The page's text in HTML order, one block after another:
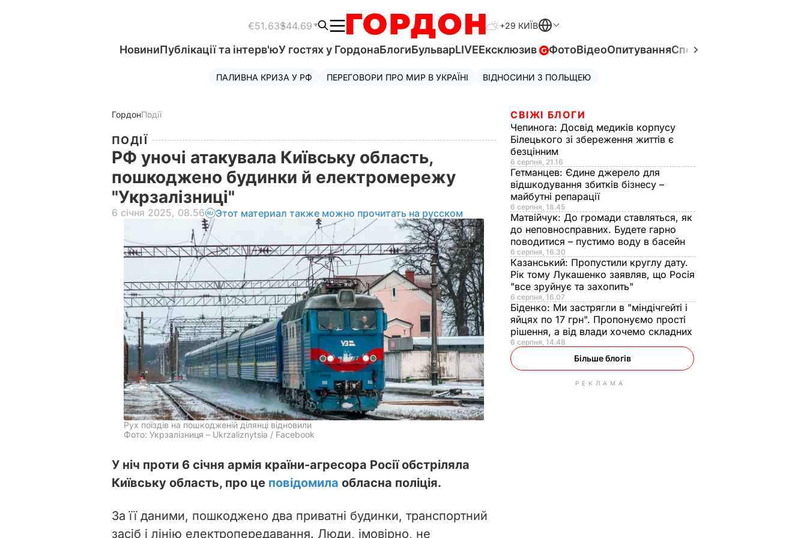
€51.63$44.69 +29 КИЇВ
НовиниПублікації та інтерв'юУ гостях у ГордонаБлогиБульварLIVEЕксклюзив ФотоВідеоОпитуванняСпецпроєкти
ПАЛИВНА КРИЗА У РФ ПЕРЕГОВОРИ ПРО МИР В УКРАЇНІ ВІДНОСИНИ З ПОЛЬЩЕЮ
ГордонПодії
ПОДІЇ
РФ уночі атакувала Київську область,
пошкоджено будинки й електромережу
"Укрзалізниці"
6 січня 2025, 08.56 Этот материал также можно прочитать на русском
Рух поїздів на пошкодженій ділянці відновили
Фото: Укрзалізниця – Ukrzaliznytsia / Facebook
У ніч проти 6 січня армія країни-агресора Росії обстріляла
Київську область, про це повідомила обласна поліція.
За її даними, пошкоджено два приватні будинки, транспортний
засіб і лінію електропередавання. Люди, імовірно, не
СВІЖІ БЛОГИ
Чепинога: Досвід медиків корпусу
Білецького зі збереження життів є
безцінним
6 серпня, 21.16
Гетманцев: Єдине джерело для
відшкодування збитків бізнесу –
майбутні репарації
6 серпня, 18.45
Матвійчук: До громади ставляться, як
до неповносправних. Будете гарно
поводитися – пустимо воду в басейн
6 серпня, 16.30
Казанський: Пропустили круглу дату.
Рік тому Лукашенко заявляв, що Росія
"все зруйнує та захопить"
6 серпня, 16.07
Біденко: Ми застрягли в "міндічгейті і
яйцях по 17 грн". Пропонуємо прості
рішення, а від влади хочемо складних
6 серпня, 14.48
Більше блогів
РЕКЛАМА